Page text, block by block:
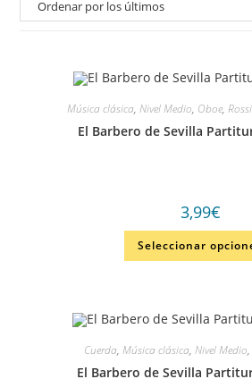
Música clásica, Nivel Medio, Oboe,
El Barbero de Sevilla
3,99€
Seleccionar
Cuerda, Música clásica, Nivel Medio,
El Barbero de Sevilla